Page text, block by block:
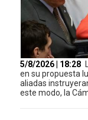
5/8/2026 | 18:28
en su propuesta
aliadas
este modo, la